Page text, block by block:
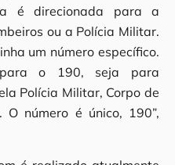
é direcionada para a
ou a Polícia Militar.
um número específico.
o 190, seja para
Polícia Militar, Corpo de
O número é único, 190”,